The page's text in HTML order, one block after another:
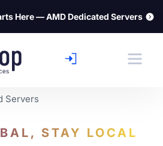
Here — AMD Dedicated Servers
Servers
STAY LOCAL